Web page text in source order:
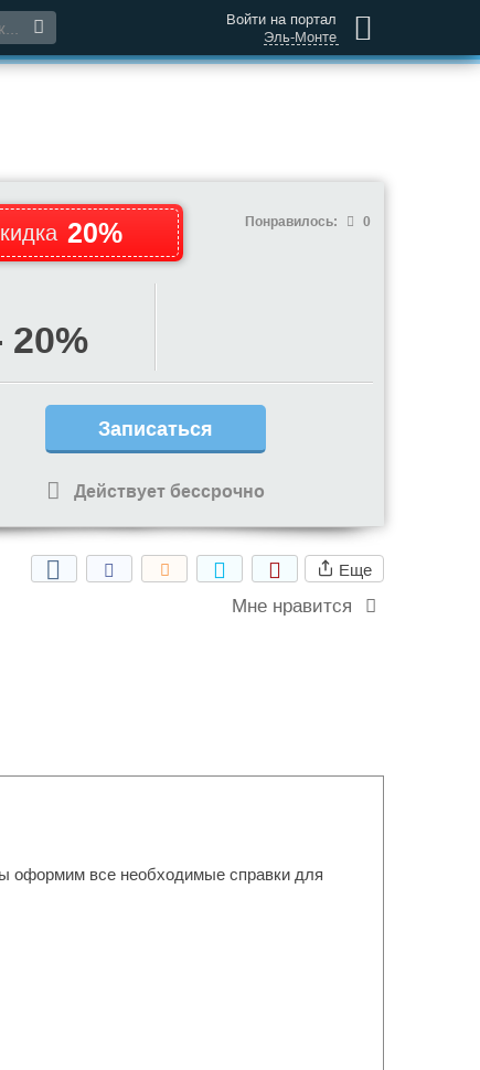
Войти на портал
Эль-Монте
20% Понравилось: 0
20%
Записаться
Действует бессрочно
Еще
Мне нравится
оформим все необходимые справки для